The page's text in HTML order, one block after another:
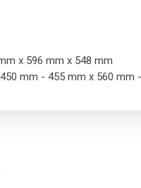
x 596 mm x 548 mm
mm - 455 mm x 560 mm